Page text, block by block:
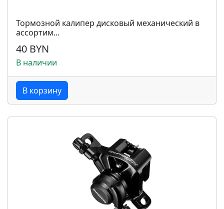
Тормозной калипер дисковый механический в
ассортим...
40 BYN
В наличии
В корзину